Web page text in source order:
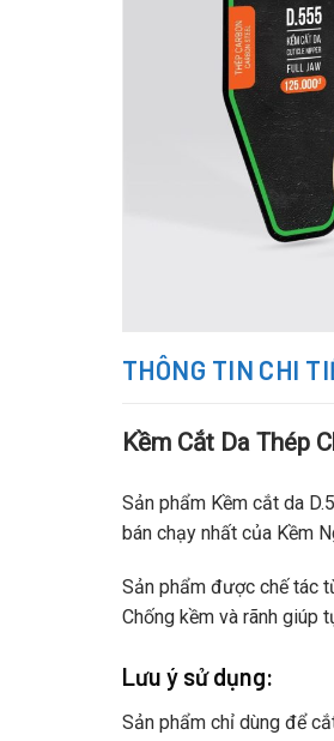
THÔNG TIN CHI
Kềm Cắt Da Thép
Sản phẩm Kềm cắt da
bán chạy nhất của Kềm
Sản phẩm được chế tác
Chống kềm và rãnh giúp
Lưu ý sử dụng:
Sản phẩm chỉ dùng để